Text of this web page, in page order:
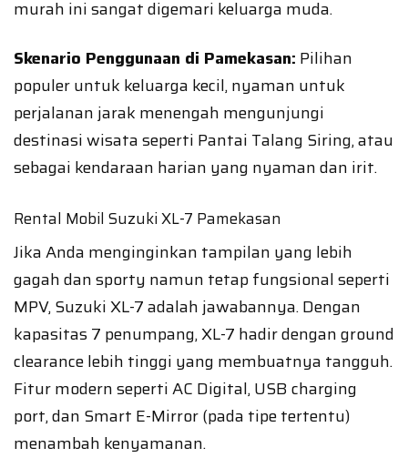
murah ini sangat digemari keluarga muda.
Skenario Penggunaan di Pamekasan: Pilihan
populer untuk keluarga kecil, nyaman untuk
perjalanan jarak menengah mengunjungi
destinasi wisata seperti Pantai Talang Siring, atau
sebagai kendaraan harian yang nyaman dan irit.
Rental Mobil Suzuki XL-7 Pamekasan
Jika Anda menginginkan tampilan yang lebih
gagah dan sporty namun tetap fungsional seperti
MPV, Suzuki XL-7 adalah jawabannya. Dengan
kapasitas 7 penumpang, XL-7 hadir dengan ground
clearance lebih tinggi yang membuatnya tangguh.
Fitur modern seperti AC Digital, USB charging
port, dan Smart E-Mirror (pada tipe tertentu)
menambah kenyamanan.